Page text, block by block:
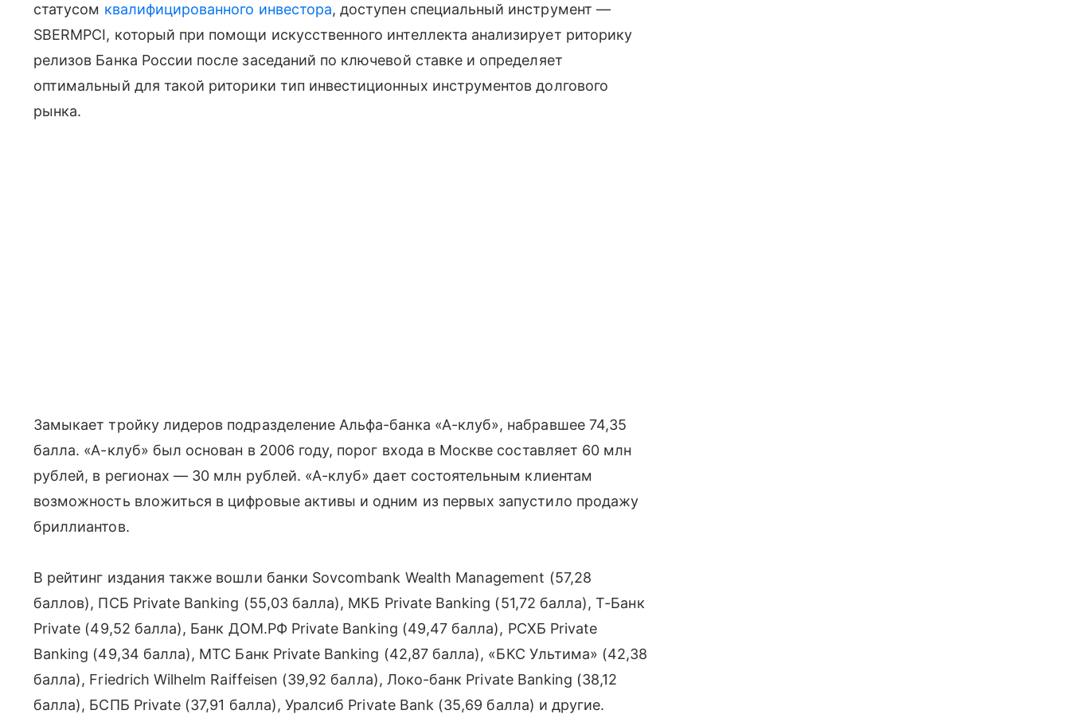
статусом квалифицированного инвестора, доступен специальный инструмент —
SBERMPCI, который при помощи искусственного интеллекта анализирует риторику
релизов Банка России после заседаний по ключевой ставке и определяет
оптимальный для такой риторики тип инвестиционных инструментов долгового
рынка.
Замыкает тройку лидеров подразделение Альфа-банка «А-клуб», набравшее 74,35
балла. «А-клуб» был основан в 2006 году, порог входа в Москве составляет 60 млн
рублей, в регионах — 30 млн рублей. «А-клуб» дает состоятельным клиентам
возможность вложиться в цифровые активы и одним из первых запустило продажу
бриллиантов.
В рейтинг издания также вошли банки Sovcombank Wealth Management (57,28
баллов), ПСБ Private Banking (55,03 балла), МКБ Private Banking (51,72 балла), Т-Банк
Private (49,52 балла), Банк ДОМ.РФ Private Banking (49,47 балла), РСХБ Private
Banking (49,34 балла), МТС Банк Private Banking (42,87 балла), «БКС Ультима» (42,38
балла), Friedrich Wilhelm Raiffeisen (39,92 балла), Локо-банк Private Banking (38,12
балла), БСПБ Private (37,91 балла), Уралсиб Private Bank (35,69 балла) и другие.